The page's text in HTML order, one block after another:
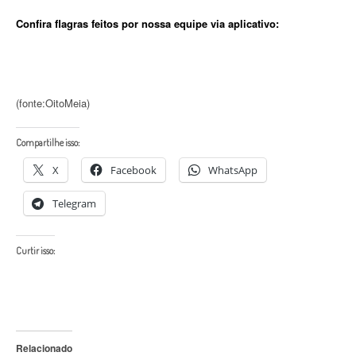
Confira flagras feitos por nossa equipe via aplicativo:
(fonte:OitoMeia)
Compartilhe isso:
X Facebook WhatsApp
Telegram
Curtir isso:
Relacionado